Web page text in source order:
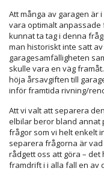
Att många av garagen är
vara optimalt anpassade
kunnat ta tag i denna
man historiskt inte satt
garagesamfälligheten
skulle vara en väg
höja årsavgiften till
inför framtida rivning/
Att vi valt att separera
elbilar beror bland annat
frågor som vi helt enkelt
separera frågorna är
rådgett oss att göra –
framdrift i i alla fall en av